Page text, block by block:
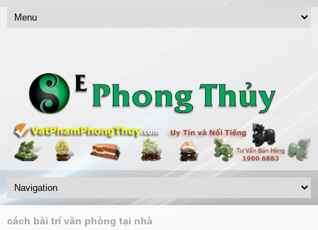
cách bài trí văn phòng tại nhà